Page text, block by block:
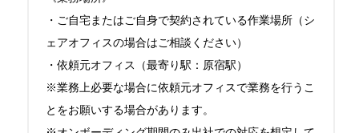
・ご自宅またはご自身で契約されている作業場所（シ
ェアオフィスの場合はご相談ください）
・依頼元オフィス（最寄り駅：原宿駅）
※業務上必要な場合に依頼元オフィスで業務を行うこ
とをお願いする場合があります。